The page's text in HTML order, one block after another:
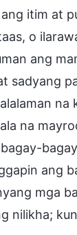
itim at
o
ang
sadyang
na
na
ang
mga
nilikha;